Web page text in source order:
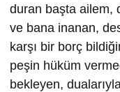
duran başta ailem,
ve bana inanan,
karşı bir borç
peşin hüküm
bekleyen,